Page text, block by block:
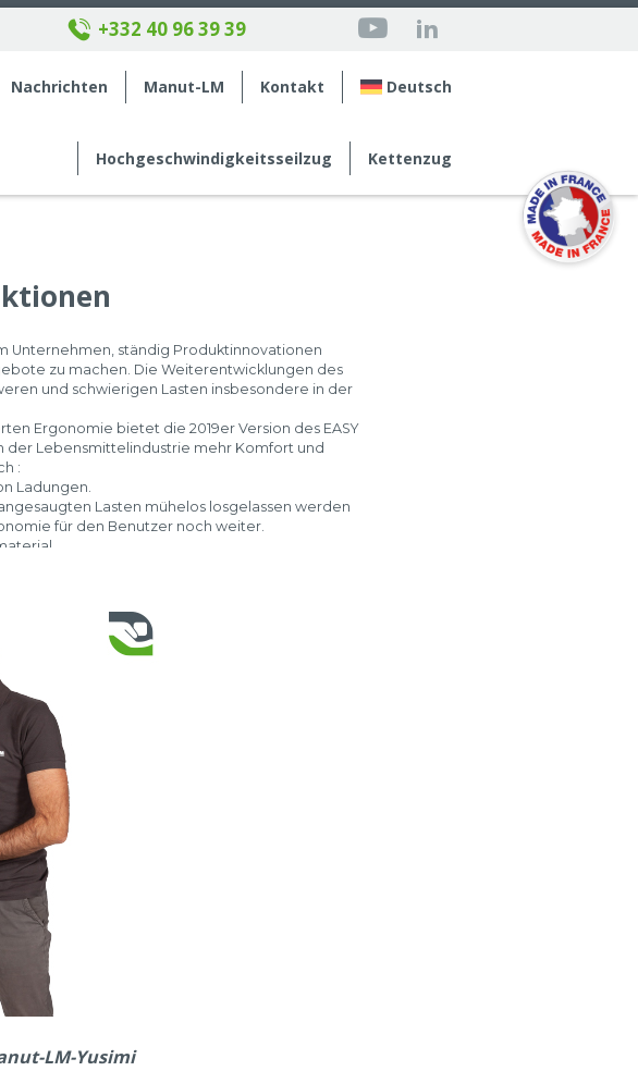
+332 40 96 39 39
Nachrichten Manut-LM Kontakt Deutsch
Hochgeschwindigkeits­seilzug Kettenzug
Unternehmen, ständig Produktinnovationen
zu machen. Die Weiterentwicklungen des
und schwierigen Lasten insbesondere in der
Ergonomie bietet die 2019er Version des EASY
der Lebensmittelindustrie mehr Komfort und
:
Ladungen.
Lasten mühelos losgelassen werden
für den Benutzer noch weiter.
und eine größere Nutzlastkapazität. Dieses
anderem in Säcken, Kanistern oder Kartons
LM-Yusimi